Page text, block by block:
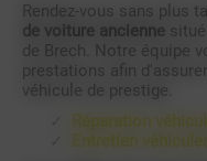
Rendez-vous sans plus
de voiture ancienne
de Brech. Notre équipe
prestations afin
véhicule de prestige.
Réparation
Entretien